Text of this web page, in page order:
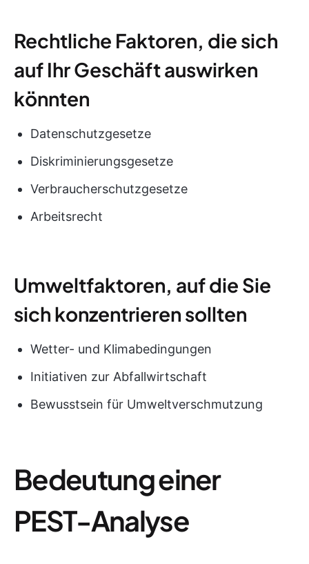
Rechtliche Faktoren, die sich
auf Ihr Geschäft auswirken
könnten
Datenschutzgesetze
Diskriminierungsgesetze
Verbraucherschutzgesetze
Arbeitsrecht
Umweltfaktoren, auf die Sie
sich konzentrieren sollten
Wetter- und Klimabedingungen
Initiativen zur Abfallwirtschaft
Bewusstsein für Umweltverschmutzung
Bedeutung einer
PEST-Analyse